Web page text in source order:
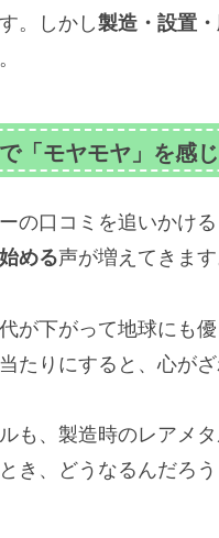
。しかし製造・設置
「モヤモヤ」を感
の口コミを追いかける
める声が増えてきます
が下がって地球にも
たりにすると、心が
ルも、製造時のレアメ
き、どうなるんだろ